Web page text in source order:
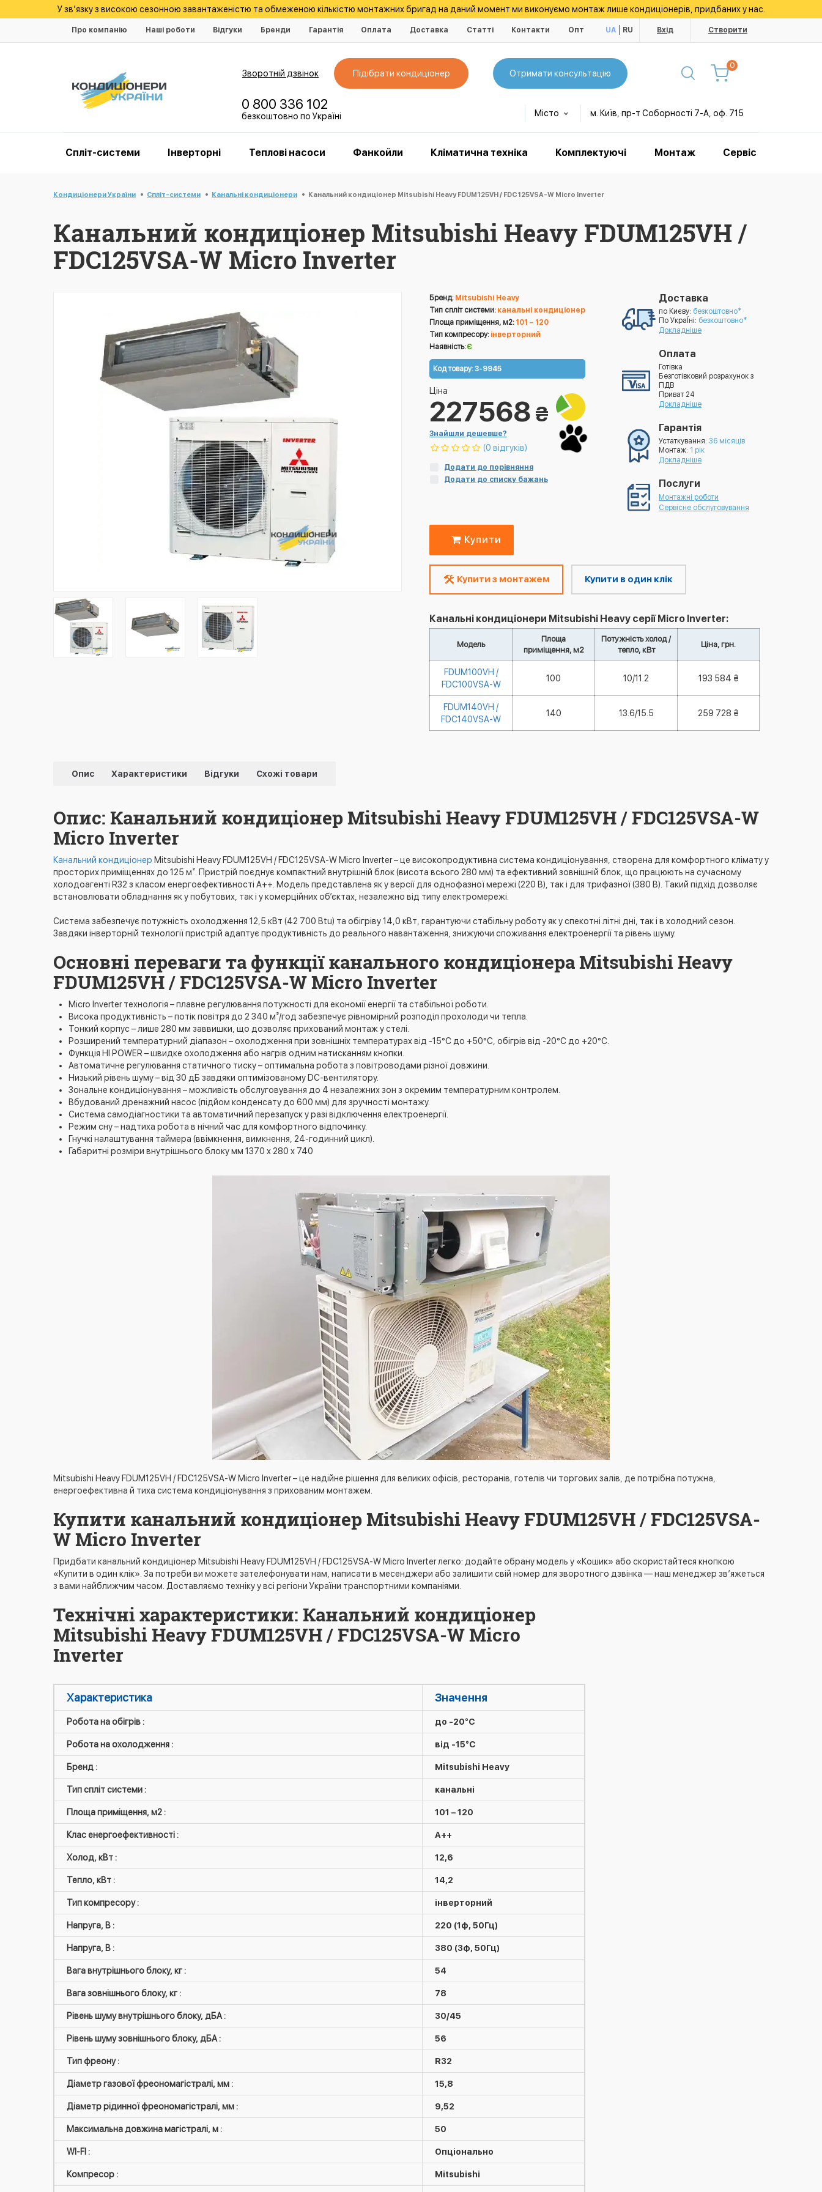
У зв’язку з високою сезонною завантаженістю та обмеженою кількістю монтажних бригад на даний момент ми виконуємо монтаж лише кондиціонерів, придбаних у нас.
Про компанію Наші роботи Відгуки Бренди Гарантія Оплата Доставка Статті Контакти Опт UA RU Вхід Створити
Зворотній дзвінок Підібрати кондиціонер Отримати консультацію
0
0 800 336 102
безкоштовно по Україні Місто м. Київ, пр-т Соборності 7-А, оф. 715
Спліт-системи Інверторні Теплові насоси Фанкойли Кліматична техніка Комплектуючі Монтаж Сервіс
Кондиціонери України Спліт-системи Канальні кондиціонери Канальний кондиціонер Mitsubishi Heavy FDUM125VH / FDC125VSA-W Micro Inverter
Канальний кондиціонер Mitsubishi Heavy FDUM125VH /
FDC125VSA-W Micro Inverter
Бренд: Mitsubishi Heavy
Тип спліт системи: канальні кондиціонер
Площа приміщення, м2: 101 – 120
Тип компресору: інверторний
Наявність:Є
Код товару:3-9945
Ціна
227568 ₴
Знайшли дешевше?
(0 відгуків)
Додати до порівняння
Додати до списку бажань
Доставка
по Києву: безкоштовно*
По УкраЇні: безкоштовно*
Докладніше
Оплата
Готівка
Безготівковий розрахунок з
ПДВ
Приват 24
Докладніше
Гарантія
Устаткування: 36 місяців
Монтаж: 1 рік
Докладніше
Послуги
Монтажні роботи
Сервісне обслуговування
Купити
Купити з монтажем Купити в один клік
Канальні кондиціонери Mitsubishi Heavy серії Micro Inverter:
Модель
Площа
приміщення, м2
Потужність холод /
тепло, кВт
Ціна, грн.
FDUM100VH /
FDC100VSA-W
100 10/11.2 193 584 ₴
FDUM140VH /
FDC140VSA-W
140 13.6/15.5 259 728 ₴
Опис Характеристики Відгуки Схожі товари
Опис: Канальний кондиціонер Mitsubishi Heavy FDUM125VH / FDC125VSA-W
Micro Inverter
Канальний кондиціонер Mitsubishi Heavy FDUM125VH / FDC125VSA-W Micro Inverter – це високопродуктивна система кондиціонування, створена для комфортного клімату у
просторих приміщеннях до 125 м². Пристрій поєднує компактний внутрішній блок (висота всього 280 мм) та ефективний зовнішній блок, що працюють на сучасному
холодоагенті R32 з класом енергоефективності A++. Модель представлена як у версії для однофазної мережі (220 В), так і для трифазної (380 В). Такий підхід дозволяє
встановлювати обладнання як у побутових, так і у комерційних об’єктах, незалежно від типу електромережі.
Система забезпечує потужність охолодження 12,5 кВт (42 700 Btu) та обігріву 14,0 кВт, гарантуючи стабільну роботу як у спекотні літні дні, так і в холодний сезон.
Завдяки інверторній технології пристрій адаптує продуктивність до реального навантаження, знижуючи споживання електроенергії та рівень шуму.
Основні переваги та функції канального кондиціонера Mitsubishi Heavy
FDUM125VH / FDC125VSA-W Micro Inverter
Micro Inverter технологія – плавне регулювання потужності для економії енергії та стабільної роботи.
Висока продуктивність – потік повітря до 2 340 м³/год забезпечує рівномірний розподіл прохолоди чи тепла.
Тонкий корпус – лише 280 мм заввишки, що дозволяє прихований монтаж у стелі.
Розширений температурний діапазон – охолодження при зовнішніх температурах від -15°C до +50°C, обігрів від -20°C до +20°C.
Функція HI POWER – швидке охолодження або нагрів одним натисканням кнопки.
Автоматичне регулювання статичного тиску – оптимальна робота з повітроводами різної довжини.
Низький рівень шуму – від 30 дБ завдяки оптимізованому DC-вентилятору.
Зональне кондиціонування – можливість обслуговування до 4 незалежних зон з окремим температурним контролем.
Вбудований дренажний насос (підйом конденсату до 600 мм) для зручності монтажу.
Система самодіагностики та автоматичний перезапуск у разі відключення електроенергії.
Режим сну – надтиха робота в нічний час для комфортного відпочинку.
Гнучкі налаштування таймера (ввімкнення, вимкнення, 24-годинний цикл).
Габаритні розміри внутрішнього блоку мм 1370 x 280 x 740
Mitsubishi Heavy FDUM125VH / FDC125VSA-W Micro Inverter – це надійне рішення для великих офісів, ресторанів, готелів чи торгових залів, де потрібна потужна,
енергоефективна й тиха система кондиціонування з прихованим монтажем.
Купити канальний кондиціонер Mitsubishi Heavy FDUM125VH / FDC125VSA-
W Micro Inverter
Придбати канальний кондиціонер Mitsubishi Heavy FDUM125VH / FDC125VSA-W Micro Inverter легко: додайте обрану модель у «Кошик» або скористайтеся кнопкою
«Купити в один клік». За потреби ви можете зателефонувати нам, написати в месенджери або залишити свій номер для зворотного дзвінка — наш менеджер зв’яжеться
з вами найближчим часом. Доставляємо техніку у всі регіони України транспортними компаніями.
Технічні характеристики: Канальний кондиціонер
Mitsubishi Heavy FDUM125VH / FDC125VSA-W Micro
Inverter
Характеристика Значення
Робота на обігрів : до -20°C
Робота на охолодження : від -15°C
Бренд : Mitsubishi Heavy
Тип спліт системи : канальні
Площа приміщення, м2 : 101 – 120
Клас енергоефективності : A++
Холод, кВт : 12,6
Тепло, кВт : 14,2
Тип компресору : інверторний
Напруга, В : 220 (1ф, 50Гц)
Напруга, В : 380 (3ф, 50Гц)
Вага внутрішнього блоку, кг : 54
Вага зовнішнього блоку, кг : 78
Рівень шуму внутрішнього блоку, дБА : 30/45
Рівень шуму зовнішнього блоку, дБА : 56
Тип фреону : R32
Діаметр газової фреономагістралі, мм : 15,8
Діаметр рідинної фреономагістралі, мм : 9,52
Максимальна довжина магістралі, м : 50
WI-FI : Опціонально
Компресор : Mitsubishi